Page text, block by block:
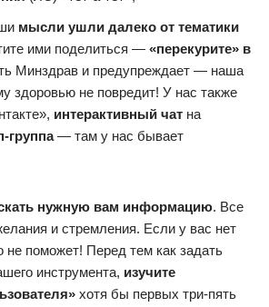
мысли ушли далеко от тематики
ими поделиться — «перекурите» в
Минздрав и предупреждает — наша
здоровью не повредит! У нас также
интерактивный чат на
группа— там у нас бывает
нужную вам информацию. Все
и стремления. Если у вас нет
не поможет! Перед тем как задать
инструмента, изучите
хотя бы первых три-пять